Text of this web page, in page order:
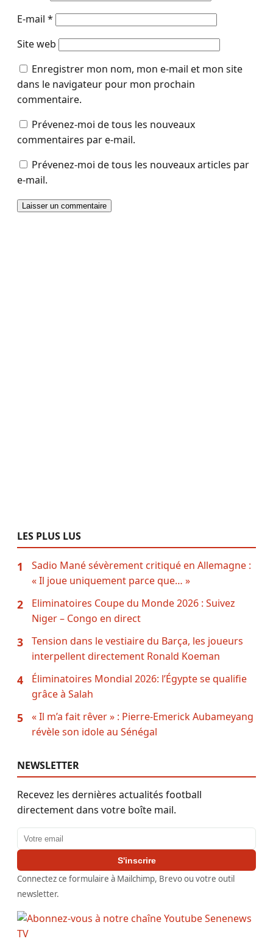
E-mail *
Site web
Enregistrer mon nom, mon e-mail et mon site
dans le navigateur pour mon prochain
commentaire.
Prévenez-moi de tous les nouveaux
commentaires par e-mail.
Prévenez-moi de tous les nouveaux articles par
e-mail.
LES PLUS LUS
1
Sadio Mané sévèrement critiqué en Allemagne :
« Il joue uniquement parce que… »
2
Eliminatoires Coupe du Monde 2026 : Suivez
Niger – Congo en direct
3
Tension dans le vestiaire du Barça, les joueurs
interpellent directement Ronald Koeman
4
Éliminatoires Mondial 2026: l’Égypte se qualifie
grâce à Salah
5
« Il m’a fait rêver » : Pierre-Emerick Aubameyang
révèle son idole au Sénégal
NEWSLETTER
Recevez les dernières actualités football
directement dans votre boîte mail.
Adresse email
S'inscrire
Connectez ce formulaire à Mailchimp, Brevo ou votre outil
newsletter.